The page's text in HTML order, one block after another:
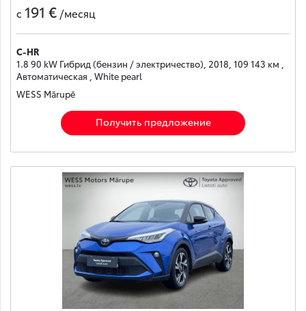
с 191 € /месяц
C-HR
1.8 90 kW Гибрид (бензин / электричество), 2018, 109 143 км ,
Автоматическая , White pearl
WESS Mārupē
Получить предложение